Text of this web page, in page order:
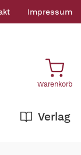
Impressum
Warenkorb
Verlag